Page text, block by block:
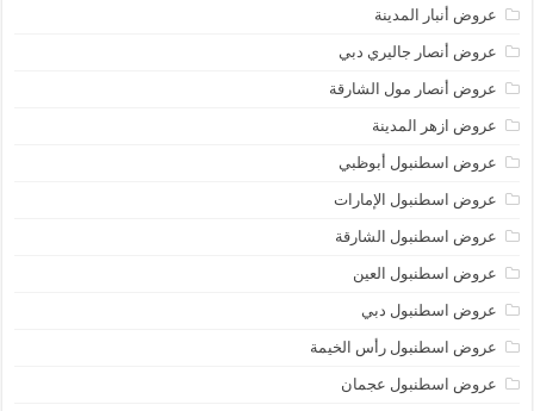
عروض أنبار المدينة
عروض أنصار جاليري دبي
عروض أنصار مول الشارقة
عروض ازهر المدينة
عروض اسطنبول أبوظبي
عروض اسطنبول الإمارات
عروض اسطنبول الشارقة
عروض اسطنبول العين
عروض اسطنبول دبي
عروض اسطنبول رأس الخيمة
عروض اسطنبول عجمان